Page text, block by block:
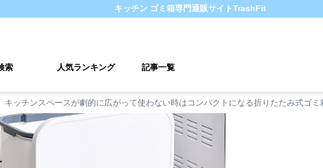
キッチン ゴミ箱専門通販サイトTrashFit
索 人気ランキング 記事一覧
キッチンスペースが劇的に広がって使わない時はコンパクトになる折りたたみ式ゴミ